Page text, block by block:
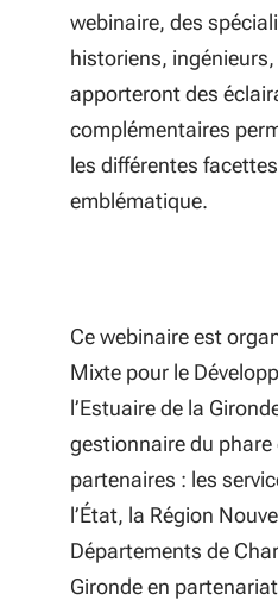
webinaire, des
historiens,
apporteront des
complémentaires
les différentes
emblématique.
Ce webinaire est
Mixte pour le
l’Estuaire de la
gestionnaire du phare
partenaires : les
l’État, la Région
Départements de
Gironde en